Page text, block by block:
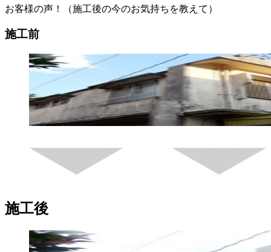
お客様の声！（施工後の今のお気持ちを教えて）
施工前
施工後